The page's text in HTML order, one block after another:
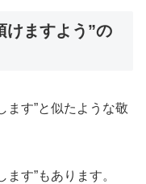
けますよう”の
ます”と似たような敬
す”もあります。